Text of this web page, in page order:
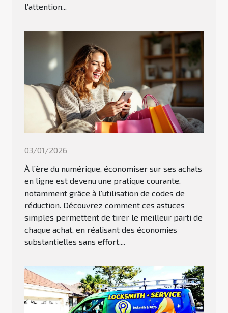
l’attention...
03/01/2026
À l’ère du numérique, économiser sur ses achats
en ligne est devenu une pratique courante,
notamment grâce à l’utilisation de codes de
réduction. Découvrez comment ces astuces
simples permettent de tirer le meilleur parti de
chaque achat, en réalisant des économies
substantielles sans effort....